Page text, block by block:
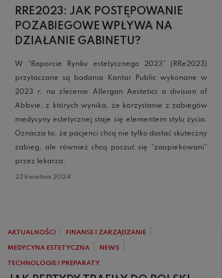
RRE2023: JAK POSTĘPOWANIE
POZABIEGOWE WPŁYWA NA
DZIAŁANIE GABINETU?
23 kwietnia 2024
W “Raporcie Rynku estetycznego 2023” (RRe2023)
przytaczane są badania Kantar Public wykonane w
2023 r. na zlecenie Allergan Aestetics a division of
Abbvie, z których wynika, że korzystanie z zabiegów
medycyny estetycznej staje się elementem stylu życia.
Oznacza to, że pacjenci chcą nie tylko dostać skuteczny
zabieg, ale również chcą poczuć się “zaopiekowani”
przez lekarza.
AKTUALNOŚCI FINANSE I ZARZĄDZANIE
MEDYCYNA ESTETYCZNA NEWS
TECHNOLOGIE I PREPARATY